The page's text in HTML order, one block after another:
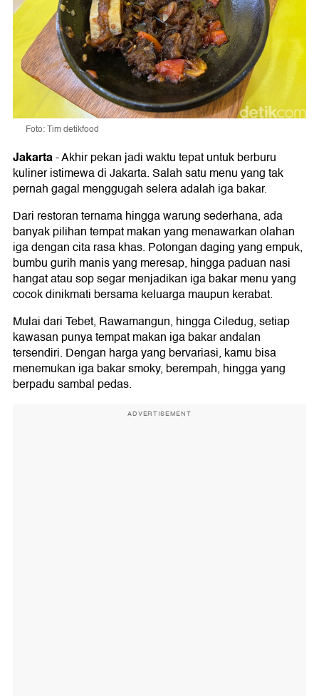
Foto: Tim detikfood
Jakarta-Akhir pekan jadi waktu tepat untuk berburu
kuliner istimewa di Jakarta. Salah satu menu yang tak
pernah gagal menggugah selera adalah iga bakar.
Dari restoran ternama hingga warung sederhana, ada
banyak pilihan tempat makan yang menawarkan olahan
iga dengan cita rasa khas. Potongan daging yang empuk,
bumbu gurih manis yang meresap, hingga paduan nasi
hangat atau sop segar menjadikan iga bakar menu yang
cocok dinikmati bersama keluarga maupun kerabat.
Mulai dari Tebet, Rawamangun, hingga Ciledug, setiap
kawasan punya tempat makan iga bakar andalan
tersendiri. Dengan harga yang bervariasi, kamu bisa
menemukan iga bakar smoky, berempah, hingga yang
berpadu sambal pedas.
ADVERTISEMENT